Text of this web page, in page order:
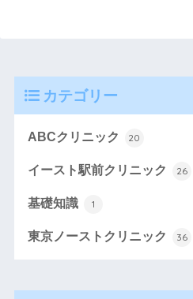
カテゴリー
ABCクリニック 20
イースト駅前クリニック 26
基礎知識 1
東京ノーストクリニック 36